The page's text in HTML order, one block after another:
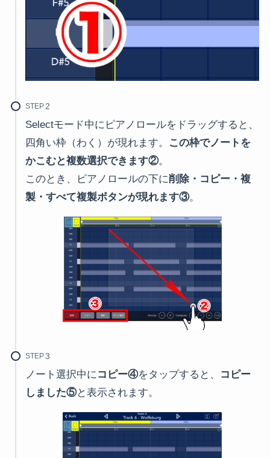
STEP
Selectモード中にピアノロールをドラッグすると、
四角い枠（わく）が現れます。
この枠でノートを
かこむと複数選択できます②。
このとき、ピアノロールの下に削除・コピー・複
製・すべて複製ボタンが現れます③。
STEP
ノート選択中にコピー④をタップすると、
コピー
しました⑤と表示されます。